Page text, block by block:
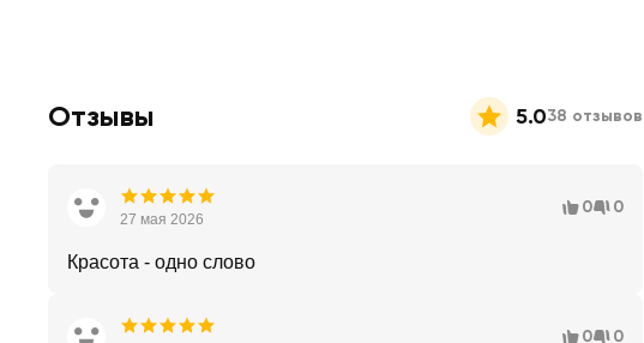
Отзывы 5.038 отзывов
27 мая 2026
0 0
Красота - одно слово
0 0